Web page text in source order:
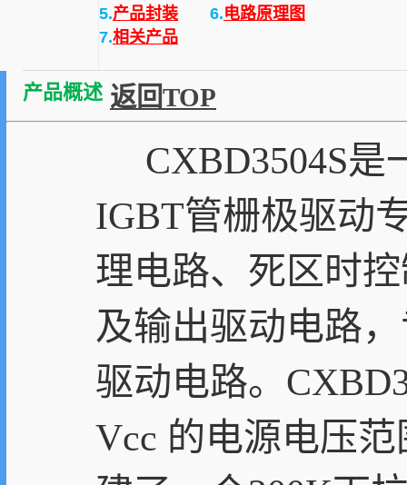
5.产品封装 6.电路原理图
7.相关产品
产品概述 返回TOP
CXBD3504S是
IGBT管栅极驱动
理电路、死区时
及输出驱动电路
驱动电路。
Vcc 的电源电压